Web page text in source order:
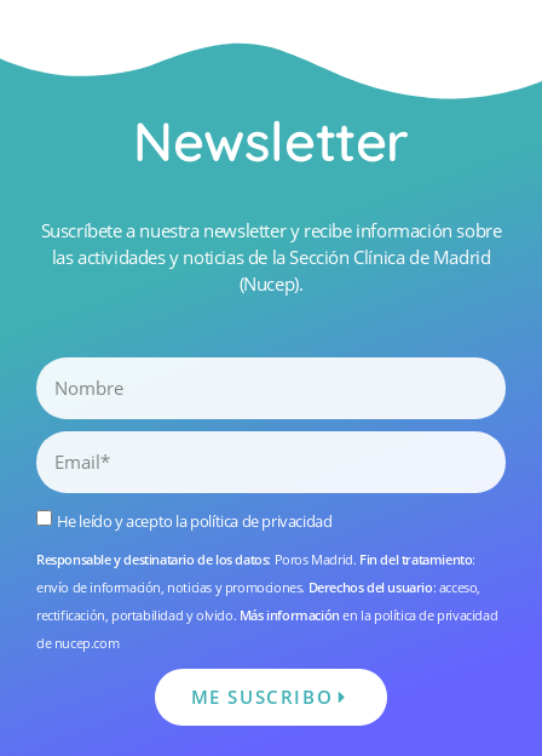
Newsletter
Suscríbete a nuestra newsletter y recibe información sobre
las actividades y noticias de la Sección Clínica de Madrid
(Nucep).
He leído y acepto lapolítica de privacidad
Responsable y destinatario de los datos: Poros Madrid. Fin del tratamiento:
envío de información, noticias y promociones. Derechos del usuario: acceso,
rectificación, portabilidad y olvido. Más información en la política de privacidad
de nucep.com
ME SUSCRIBO